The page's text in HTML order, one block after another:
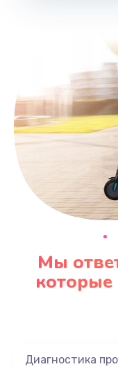
Мы
Диагностика